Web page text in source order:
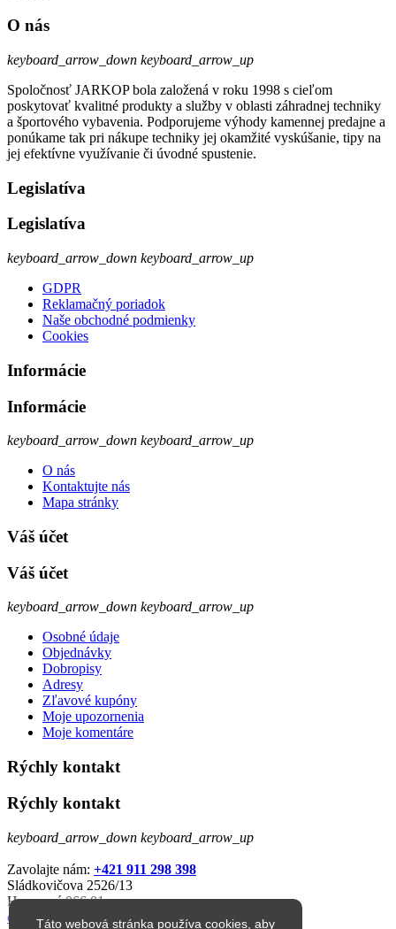
O nás
keyboard_arrow_down keyboard_arrow_up
Spoločnosť JARKOP bola založená v roku 1998 s cieľom
poskytovať kvalitné produkty a služby v oblasti záhradnej techniky
a športového vybavenia. Podporujeme výhody kamennej predajne a
ponúkame tak pri nákupe techniky jej okamžité vyskúšanie, tipy na
jej efektívne využívanie či úvodné spustenie.
Legislatíva
Legislatíva
keyboard_arrow_down keyboard_arrow_up
GDPR
Reklamačný poriadok
Naše obchodné podmienky
Cookies
Informácie
Informácie
keyboard_arrow_down keyboard_arrow_up
O nás
Kontaktujte nás
Mapa stránky
Váš účet
Váš účet
keyboard_arrow_down keyboard_arrow_up
Osobné údaje
Objednávky
Dobropisy
Adresy
Zľavové kupóny
Moje upozornenia
Moje komentáre
Rýchly kontakt
Rýchly kontakt
keyboard_arrow_down keyboard_arrow_up
Zavolajte nám: +421 911 298 398
Sládkovičova 2526/13
Humenné 066 01
eshop@jarkop.sk
Táto webová stránka používa cookies, aby